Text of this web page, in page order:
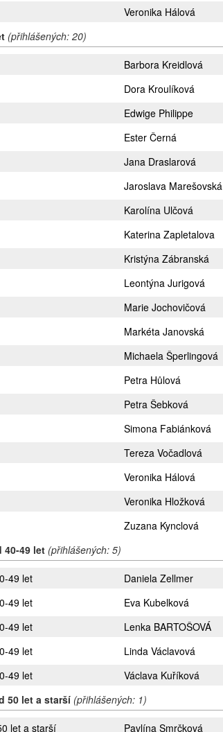
Veronika Hálová
(přihlášených: 20)
Barbora Kreidlová
Dora Kroulíková
Edwige Philippe
Ester Černá
Jana Draslarová
Jaroslava Marešovská
Karolína Ulčová
Katerina Zapletalova
Kristýna Zábranská
Leontýna Jurigová
Marie Jochovičová
Markéta Janovská
Michaela Šperlingová
Petra Hůlová
Petra Šebková
Simona Fabiánková
Tereza Vočadlová
Veronika Hálová
Veronika Hložková
Zuzana Kynclová
40-49 let (přihlášených: 5)
49 let Daniela Zellmer
49 let
Eva Kubelková
49 let
Lenka BARTOŠOVÁ
49 let
Linda Václavová
49 let
Václava Kuříková
50 let a starší (přihlášených: 1)
let a starší Pavlína Smrčková